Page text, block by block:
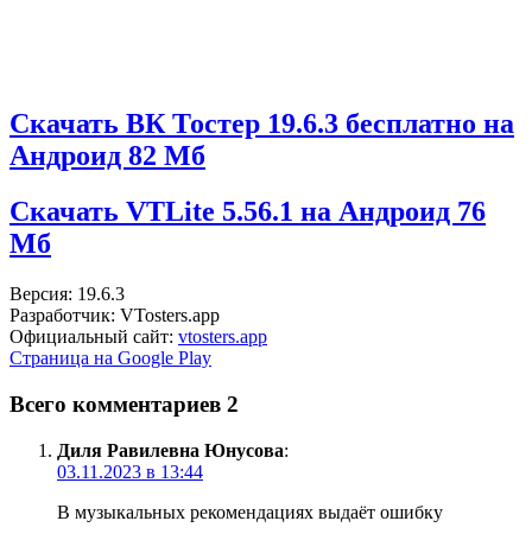
Скачать ВК Тостер 19.6.3 бесплатно на
Андроид 82 Мб
Скачать VTLite 5.56.1 на Андроид 76
Мб
Версия: 19.6.3
Разработчик: VTosters.app
Официальный сайт: vtosters.app
Страница на Google Play
Всего комментариев 2
Диля Равилевна Юнусова:
03.11.2023 в 13:44
В музыкальных рекомендациях выдаёт ошибку